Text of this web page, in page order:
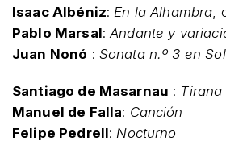
Isaac Albéniz:En la Alhambra,
Pablo Marsal:Andante y
Juan Nonó : Sonata n.º 3 en
Santiago de Masarnau : Tirana
Manuel de Falla: Canción
Felipe Pedrell:Nocturno